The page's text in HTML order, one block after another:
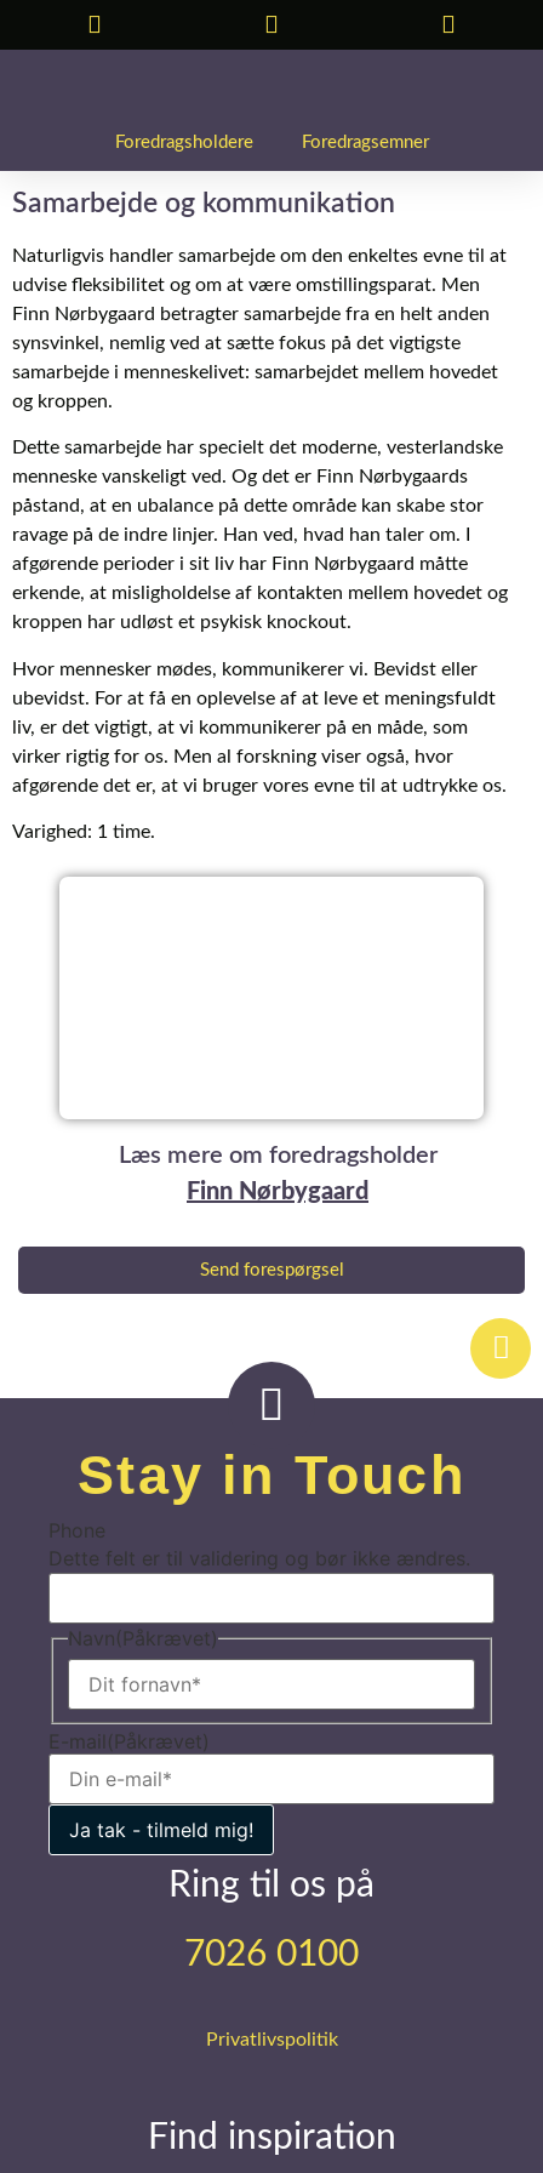
Foredragsholdere Foredragsemner
Læs mere om foredragsholder
Finn Nørbygaard
Samarbejde og kommunikation
Naturligvis handler samarbejde om den enkeltes evne til at
udvise fleksibilitet og om at være omstillingsparat. Men
Finn Nørbygaard betragter samarbejde fra en helt anden
synsvinkel, nemlig ved at sætte fokus på det vigtigste
samarbejde i menneskelivet: samarbejdet mellem hovedet
og kroppen.
Dette samarbejde har specielt det moderne, vesterlandske
menneske vanskeligt ved. Og det er Finn Nørbygaards
påstand, at en ubalance på dette område kan skabe stor
ravage på de indre linjer. Han ved, hvad han taler om. I
afgørende perioder i sit liv har Finn Nørbygaard måtte
erkende, at misligholdelse af kontakten mellem hovedet og
kroppen har udløst et psykisk knockout.
Hvor mennesker mødes, kommunikerer vi. Bevidst eller
ubevidst. For at få en oplevelse af at leve et meningsfuldt
liv, er det vigtigt, at vi kommunikerer på en måde, som
virker rigtig for os. Men al forskning viser også, hvor
afgørende det er, at vi bruger vores evne til at udtrykke os.
Varighed: 1 time.
Send forespørgsel
Stay in Touch
Phone
Dette felt er til validering og bør ikke ændres.
Navn(Påkrævet)
E-mail (Påkrævet)
Ring til os på
7026 0100
Privatlivspolitik
Find inspiration